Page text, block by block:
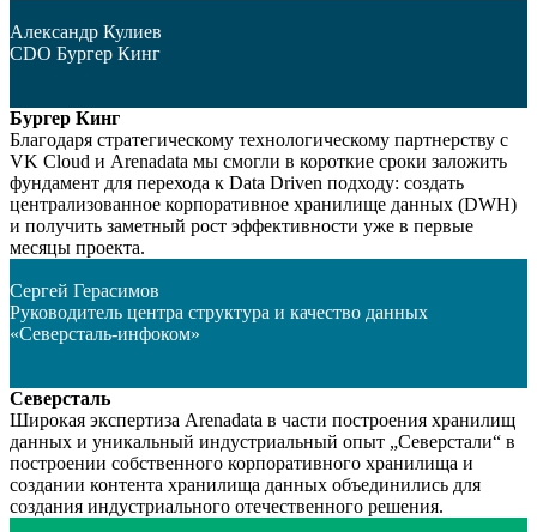
Александр Кулиев
CDO Бургер Кинг
Бургер Кинг
Благодаря стратегическому технологическому партнерству с
VK Cloud и Arenadata мы смогли в короткие сроки заложить
фундамент для перехода к Data Driven подходу: создать
централизованное корпоративное хранилище данных (DWH)
и получить заметный рост эффективности уже в первые
месяцы проекта.
Сергей Герасимов
Руководитель центра структура и качество данных
«Северсталь-инфоком»
Северсталь
Широкая экспертиза Arenadata в части построения хранилищ
данных и уникальный индустриальный опыт „Северстали“ в
построении собственного корпоративного хранилища и
создании контента хранилища данных объединились для
создания индустриального отечественного решения.